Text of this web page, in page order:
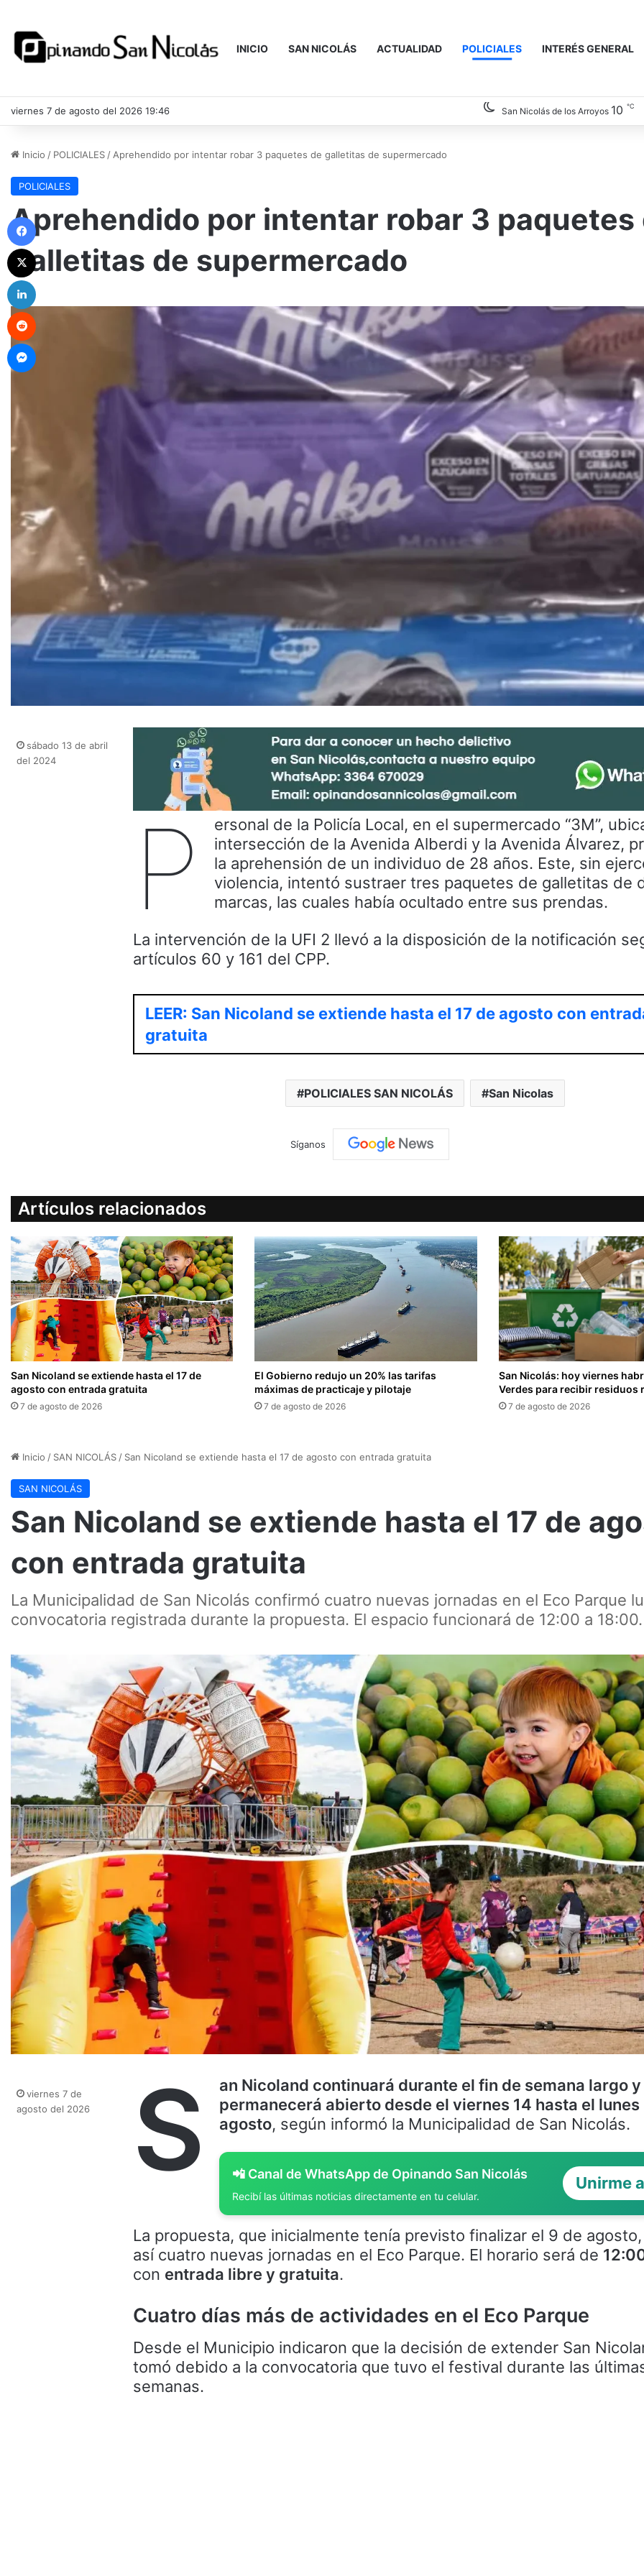
INICIO SAN NICOLÁS ACTUALIDAD POLICIALES INTERÉS GENERAL
viernes 7 de agosto del 2026 19:46 San Nicolás de los Arroyos 10 ℃
Inicio / POLICIALES / Aprehendido por intentar robar 3 paquetes de galletitas de supermercado
POLICIALES
Aprehendido por intentar robar 3 paquetes
galletitas de supermercado
P
ersonal de la Policía Local, en el supermercado “3M”,
intersección de la Avenida Alberdi y la Avenida Álvarez,
la aprehensión de un individuo de 28 años. Este, sin
violencia, intentó sustraer tres paquetes de galletitas de
marcas, las cuales había ocultado entre sus prendas.
La intervención de la UFI 2 llevó a la disposición de la notificación
artículos 60 y 161 del CPP.
LEER: San Nicoland se extiende hasta el 17 de agosto con
gratuita
POLICIALES SAN NICOLÁS San Nicolas
sábado 13 de abril
del 2024
Síganos
Artículos relacionados
San Nicoland se extiende hasta el 17 de
agosto con entrada gratuita
7 de agosto de 2026
El Gobierno redujo un 20% las tarifas
máximas de practicaje y pilotaje
7 de agosto de 2026
San Nicolás: hoy viernes
Verdes para recibir residuos
7 de agosto de 2026
Facebook